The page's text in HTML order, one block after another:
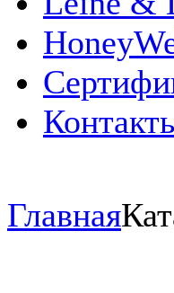
Главная